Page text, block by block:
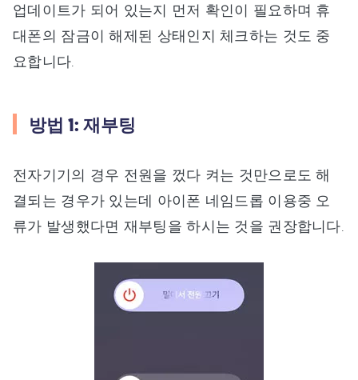
업데이트가 되어 있는지 먼저 확인이 필요하며 휴
대폰의 잠금이 해제된 상태인지 체크하는 것도 중
요합니다.
방법 1: 재부팅
전자기기의 경우 전원을 껐다 켜는 것만으로도 해
결되는 경우가 있는데 아이폰 네임드롭 이용중 오
류가 발생했다면 재부팅을 하시는 것을 권장합니다.